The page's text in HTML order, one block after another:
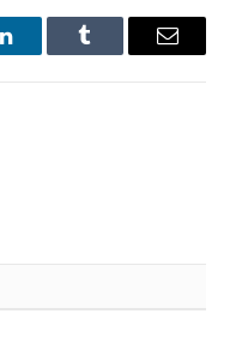
LinkedInTumblr Email